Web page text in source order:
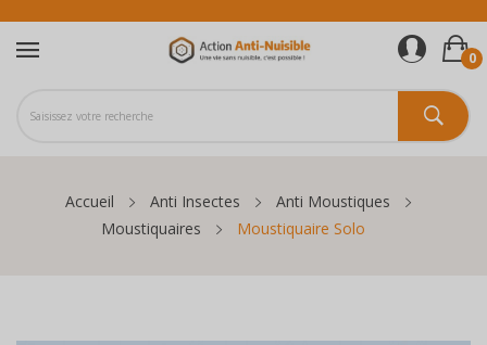
0
Accueil Anti Insectes
Anti Moustiques
Moustiquaires
Moustiquaire Solo